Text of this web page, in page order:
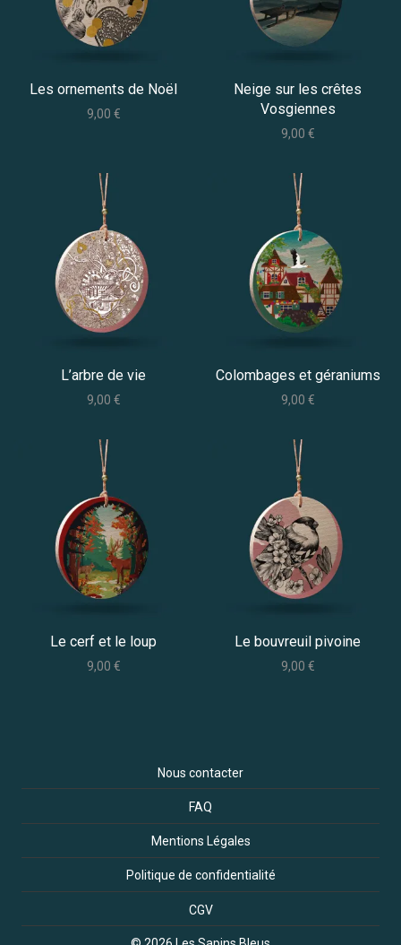
Les ornements de Noël
9,00 €
Neige sur les crêtes
Vosgiennes
9,00 €
L’arbre de vie
9,00 €
Colombages et géraniums
9,00 €
Le cerf et le loup
9,00 €
Le bouvreuil pivoine
9,00 €
Nous contacter
FAQ
Mentions Légales
Politique de confidentialité
CGV